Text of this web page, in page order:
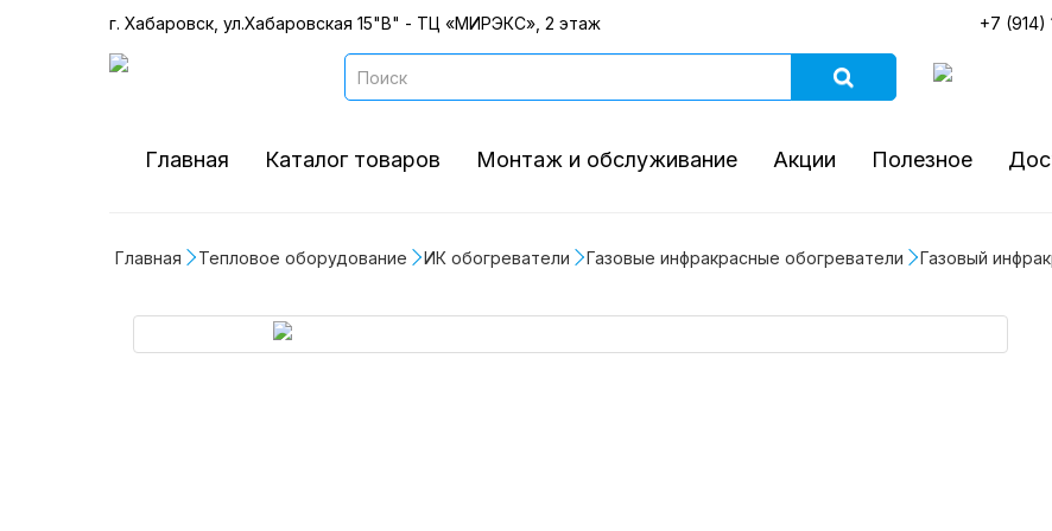
г. Хабаровск, ул.Хабаровская 15"В" - ТЦ «МИРЭКС», 2 этаж +7 (914)
Главная Каталог товаров Монтаж и обслуживание Акции Полезное
Главная Тепловое оборудование ИК обогреватели Газовые инфракрасные обогреватели Газовый